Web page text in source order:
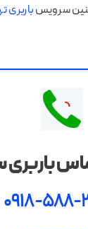
سرویسباربری
باربری
0918-588-